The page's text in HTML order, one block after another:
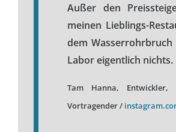
Außer den
meinen Lieblings-
dem
Labor eigentlich nichts.
Tam Hanna, Entwickler,
Vortragender /